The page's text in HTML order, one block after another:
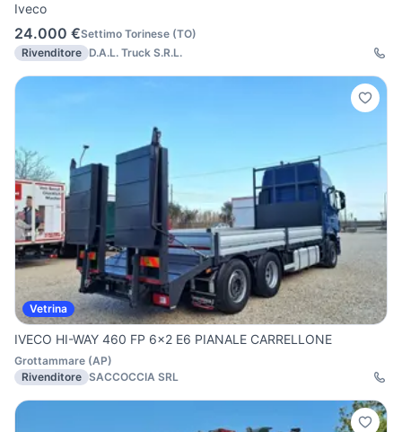
Iveco
24.000 €Settimo Torinese (TO)
Rivenditore D.A.L. Truck S.R.L.
Vetrina
IVECO HI-WAY 460 FP 6x2 E6 PIANALE CARRELLONE
Grottammare (AP)
Rivenditore SACCOCCIA SRL